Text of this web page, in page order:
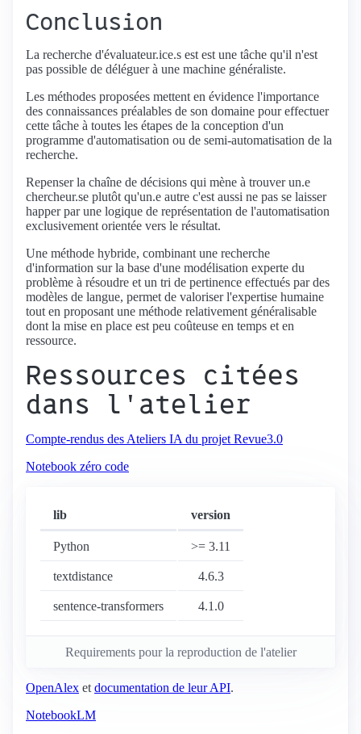
Conclusion
La recherche d'évaluateur.ice.s est est une tâche qu'il n'est
pas possible de déléguer à une machine généraliste.
Les méthodes proposées mettent en évidence l'importance
des connaissances préalables de son domaine pour effectuer
cette tâche à toutes les étapes de la conception d'un
programme d'automatisation ou de semi-automatisation de la
recherche.
Repenser la chaîne de décisions qui mène à trouver un.e
chercheur.se plutôt qu'un.e autre c'est aussi ne pas se laisser
happer par une logique de représentation de l'automatisation
exclusivement orientée vers le résultat.
Une méthode hybride, combinant une recherche
d'information sur la base d'une modélisation experte du
problème à résoudre et un tri de pertinence effectués par des
modèles de langue, permet de valoriser l'expertise humaine
tout en proposant une méthode relativement généralisable
dont la mise en place est peu coûteuse en temps et en
ressource.
Ressources citées
dans l'atelier
Compte-rendus des Ateliers IA du projet Revue3.0
Notebook zéro code
lib version
Python >= 3.11
textdistance 4.6.3
sentence-transformers 4.1.0
Requirementspour la reproduction de l'atelier
OpenAlex et documentation de leur API.
NotebookLM